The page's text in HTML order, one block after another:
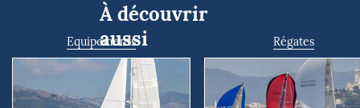
À découvrir
aussi
Equipements Régates